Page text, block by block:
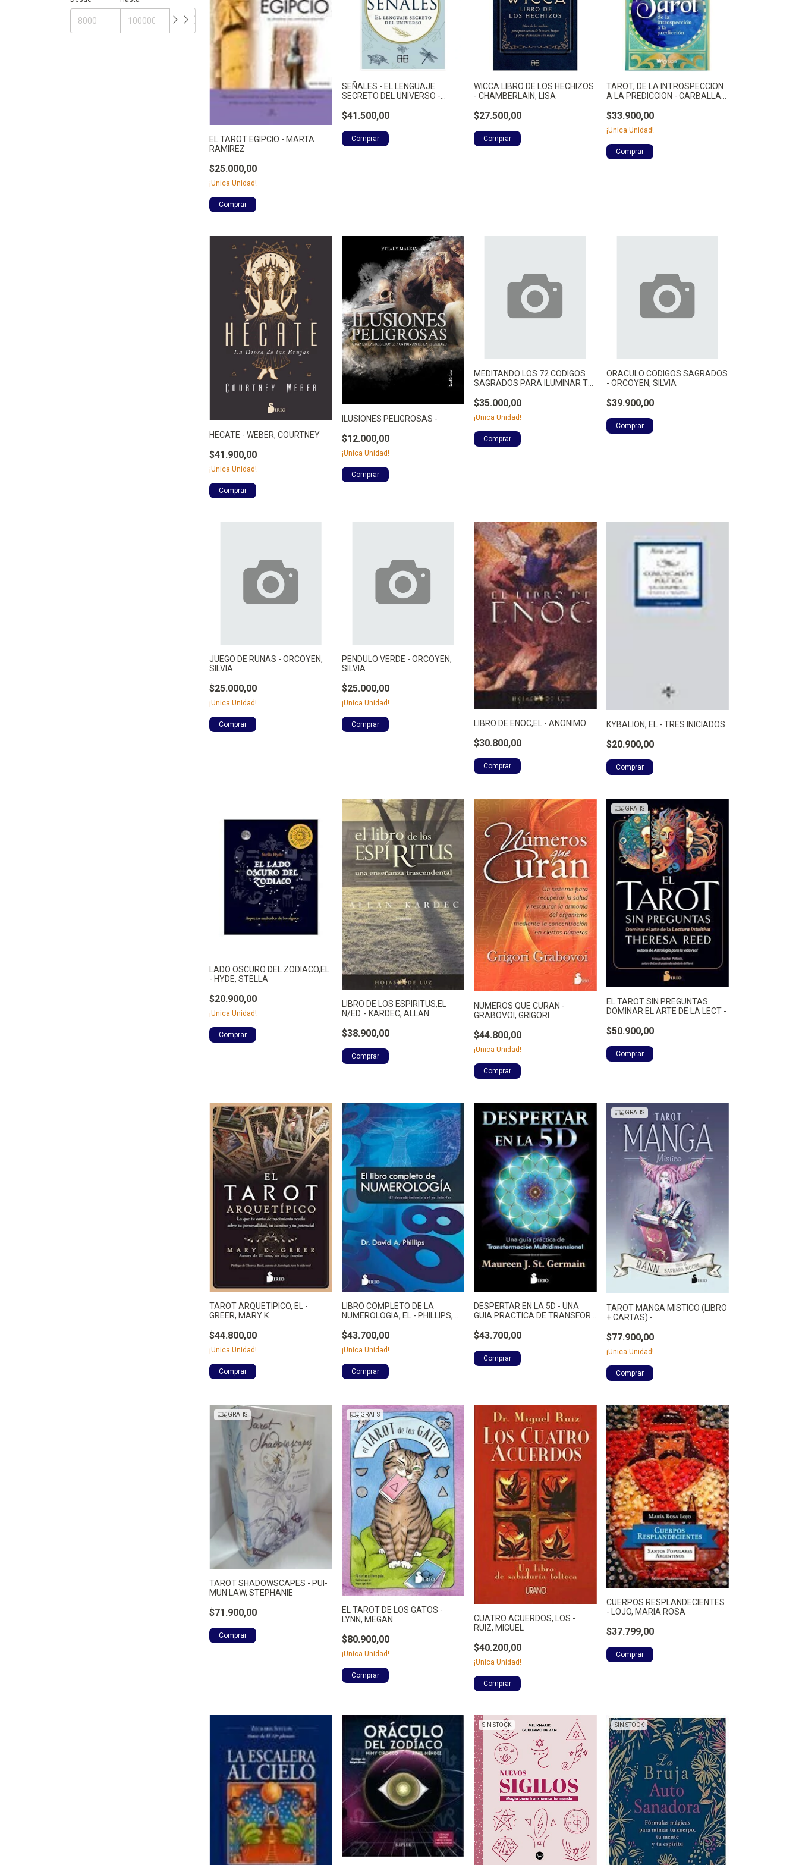
EL TAROT EGIPCIO - MARTA
RAMIREZ
$25.000,00
¡Unica Unidad!
SEÑALES - EL LENGUAJE
SECRETO DEL UNIVERSO -
$41.500,00
WICCA LIBRO DE LOS HECHIZOS
- CHAMBERLAIN, LISA
$27.500,00
TAROT, DE LA INTROSPECCION
A LA PREDICCION - CARBALLAL,
$33.900,00
¡Unica Unidad!
HECATE - WEBER, COURTNEY
$41.900,00
¡Unica Unidad!
ILUSIONES PELIGROSAS -
$12.000,00
¡Unica Unidad!
MEDITANDO LOS 72 CODIGOS
SAGRADOS PARA ILUMINAR TU
$35.000,00
¡Unica Unidad!
ORACULO CODIGOS SAGRADOS
- ORCOYEN, SILVIA
$39.900,00
JUEGO DE RUNAS - ORCOYEN,
SILVIA
$25.000,00
¡Unica Unidad!
PENDULO VERDE - ORCOYEN,
SILVIA
$25.000,00
¡Unica Unidad!
LIBRO DE ENOC,EL - ANONIMO
$30.800,00
KYBALION, EL - TRES INICIADOS
$20.900,00
LADO OSCURO DEL ZODIACO,EL
- HYDE, STELLA
$20.900,00
¡Unica Unidad!
LIBRO DE LOS ESPIRITUS,EL
N/ED. - KARDEC, ALLAN
$38.900,00
NUMEROS QUE CURAN -
GRABOVOI, GRIGORI
$44.800,00
¡Unica Unidad!
GRATIS
EL TAROT SIN PREGUNTAS.
DOMINAR EL ARTE DE LA LECT -
$50.900,00
TAROT ARQUETIPICO, EL -
GREER, MARY K.
$44.800,00
¡Unica Unidad!
LIBRO COMPLETO DE LA
NUMEROLOGIA, EL - PHILLIPS,
$43.700,00
¡Unica Unidad!
DESPERTAR EN LA 5D - UNA
GUIA PRACTICA DE TRANSFOR -
$43.700,00
GRATIS
TAROT MANGA MISTICO (LIBRO
+ CARTAS) -
$77.900,00
¡Unica Unidad!
GRATIS
TAROT SHADOWSCAPES - PUI-
MUN LAW, STEPHANIE
$71.900,00
GRATIS
EL TAROT DE LOS GATOS -
LYNN, MEGAN
$80.900,00
¡Unica Unidad!
CUATRO ACUERDOS, LOS -
RUIZ, MIGUEL
$40.200,00
¡Unica Unidad!
CUERPOS RESPLANDECIENTES
- LOJO, MARIA ROSA
$37.799,00
SIN STOCK SIN STOCK